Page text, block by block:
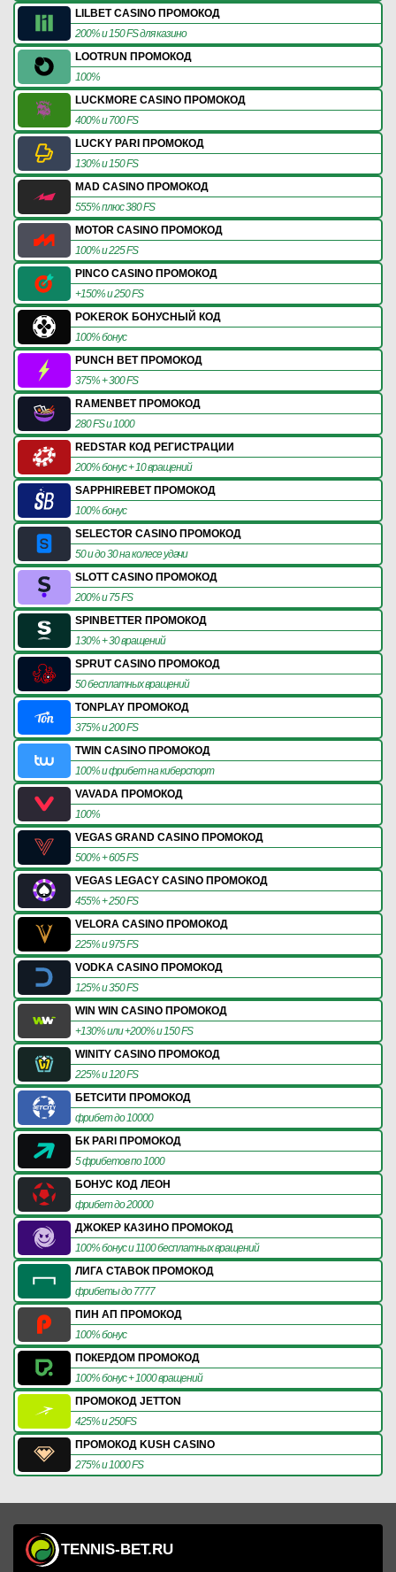
LILBET CASINO ПРОМОКОД
200% и 150 FS для казино
LOOTRUN ПРОМОКОД
100%
LUCKMORE CASINO ПРОМОКОД
400% и 700 FS
LUCKY PARI ПРОМОКОД
130% и 150 FS
MAD CASINO ПРОМОКОД
555% плюс 380 FS
MOTOR CASINO ПРОМОКОД
100% и 225 FS
PINCO CASINO ПРОМОКОД
+150% и 250 FS
POKEROK БОНУСНЫЙ КОД
100% бонус
PUNCH BET ПРОМОКОД
375% + 300 FS
RAMENBET ПРОМОКОД
280 FS и 1000
REDSTAR КОД РЕГИСТРАЦИИ
200% бонус + 10 вращений
SAPPHIREBET ПРОМОКОД
100% бонус
SELECTOR CASINO ПРОМОКОД
50 и до 30 на колесе удачи
SLOTT CASINO ПРОМОКОД
200% и 75 FS
SPINBETTER ПРОМОКОД
130% + 30 вращений
SPRUT CASINO ПРОМОКОД
50 бесплатных вращений
TONPLAY ПРОМОКОД
375% и 200 FS
TWIN CASINO ПРОМОКОД
100% и фрибет на киберспорт
VAVADA ПРОМОКОД
100%
VEGAS GRAND CASINO ПРОМОКОД
500% + 605 FS
VEGAS LEGACY CASINO ПРОМОКОД
455% + 250 FS
VELORA CASINO ПРОМОКОД
225% и 975 FS
VODKA CASINO ПРОМОКОД
125% и 350 FS
WIN WIN CASINO ПРОМОКОД
+130% или +200% и 150 FS
WINITY CASINO ПРОМОКОД
225% и 120 FS
БЕТСИТИ ПРОМОКОД
фрибет до 10000
БК PARI ПРОМОКОД
5 фрибетов по 1000
БОНУС КОД ЛЕОН
фрибет до 20000
ДЖОКЕР КАЗИНО ПРОМОКОД
100% бонус и 1100 бесплатных вращений
ЛИГА СТАВОК ПРОМОКОД
фрибеты до 7777
ПИН АП ПРОМОКОД
100% бонус
ПОКЕРДОМ ПРОМОКОД
100% бонус + 1000 вращений
ПРОМОКОД JETTON
425% и 250FS
ПРОМОКОД KUSH CASINO
275% и 1000 FS
TENNIS-BET.RU